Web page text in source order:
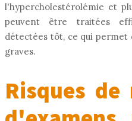
l'hypercholestérolémie et
peuvent être traitées
détectées tôt, ce qui
graves.
Risques